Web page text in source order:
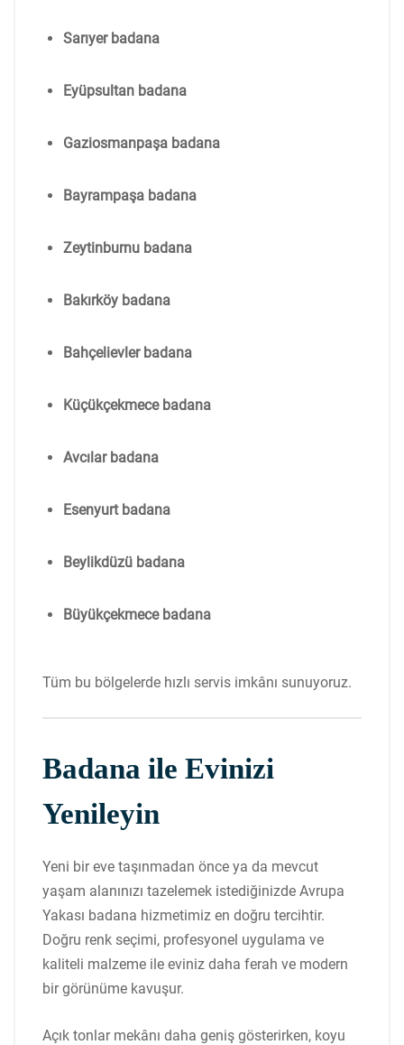
Sarıyer badana
Eyüpsultan badana
Gaziosmanpaşa badana
Bayrampaşa badana
Zeytinburnu badana
Bakırköy badana
Bahçelievler badana
Küçükçekmece badana
Avcılar badana
Esenyurt badana
Beylikdüzü badana
Büyükçekmece badana
Tüm bu bölgelerde hızlı servis imkânı sunuyoruz.
Badana ile Evinizi
Yenileyin
Yeni bir eve taşınmadan önce ya da mevcut
yaşam alanınızı tazelemek istediğinizde Avrupa
Yakası badana hizmetimiz en doğru tercihtir.
Doğru renk seçimi, profesyonel uygulama ve
kaliteli malzeme ile eviniz daha ferah ve modern
bir görünüme kavuşur.
Açık tonlar mekânı daha geniş gösterirken, koyu